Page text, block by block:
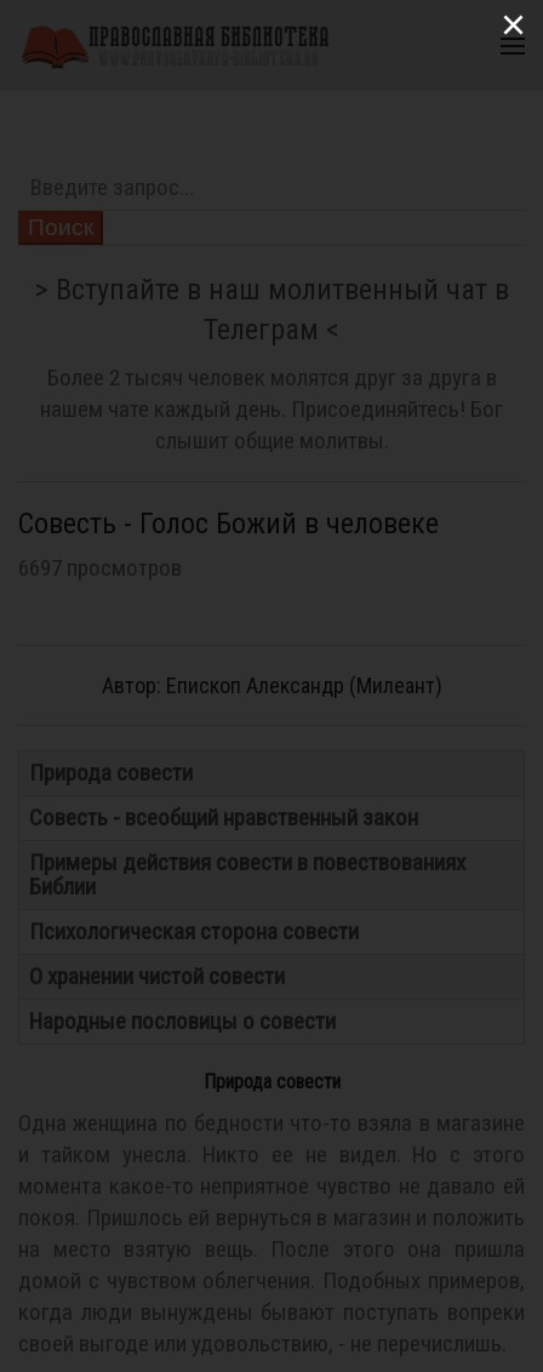
Поиск
> Вступайте в наш молитвенный чат в
Телеграм <
Более 2 тысяч человек молятся друг за друга в
нашем чате каждый день. Присоединяйтесь! Бог
слышит общие молитвы.
Совесть - Голос Божий в человеке
6697 просмотров
Автор: Епископ Александр (Милеант)
Природа совести
Совесть - всеобщий нравственный закон
Примеры действия совести в повествованиях
Библии
Психологическая сторона совести
О хранении чистой совести
Народные пословицы о совести
Природа совести
Одна женщина по бедности что-то взяла в магазине
и тайком унесла. Никто ее не видел. Но с этого
момента какое-то неприятное чувство не давало ей
покоя. Пришлось ей вернуться в магазин и положить
на место взятую вещь. После этого она пришла
домой с чувством облегчения. Подобных примеров,
когда люди вынуждены бывают поступать вопреки
своей выгоде или удовольствию, - не перечислишь.
×